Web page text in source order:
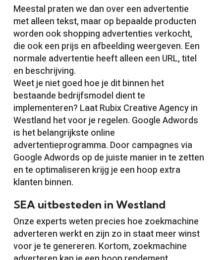
Meestal praten we dan over een advertentie
met alleen tekst, maar op bepaalde producten
worden ook shopping advertenties verkocht,
die ook een prijs en afbeelding weergeven. Een
normale advertentie heeft alleen een URL, titel
en beschrijving.
Weet je niet goed hoe je dit binnen het
bestaande bedrijfsmodel dient te
implementeren? Laat Rubix Creative Agency in
Westland het voor je regelen. Google Adwords
is het belangrijkste online
advertentieprogramma. Door campagnes via
Google Adwords op de juiste manier in te zetten
en te optimaliseren krijg je een hoop extra
klanten binnen.
SEA uitbesteden in Westland
Onze experts weten precies hoe zoekmachine
adverteren werkt en zijn zo in staat meer winst
voor je te genereren. Kortom, zoekmachine